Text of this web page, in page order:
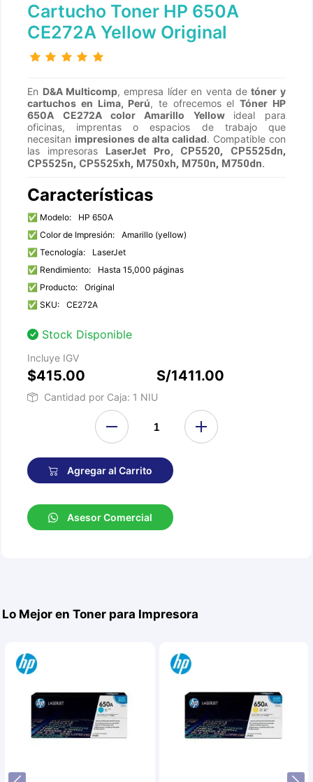
Cartucho Toner HP 650A
CE272A Yellow Original
En D&A Multicomp, empresa líder en venta detóner y
cartuchos en Lima, Perú, te ofrecemos el Tóner HP
650A CE272A color Amarillo Yellow ideal para
oficinas, imprentas o espacios de trabajo que
necesitanimpresiones de alta calidad. Compatible con
las impresoras
LaserJet Pro,
CP5520, CP5525dn,
CP5525n, CP5525xh, M750xh, M750n, M750dn.
Características
✅ Modelo:
HP 650A
✅ Color de Impresión:
Amarillo (yellow)
✅ Tecnología:
LaserJet
✅ Rendimiento:
Hasta 15,000 páginas
✅ Producto:
Original
✅ SKU:
CE272A
Stock Disponible
Incluye IGV
$415.00 S/1411.00
Cantidad por Caja: 1 NIU
Agregar al Carrito
Asesor Comercial
Lo Mejor en Toner para Impresora